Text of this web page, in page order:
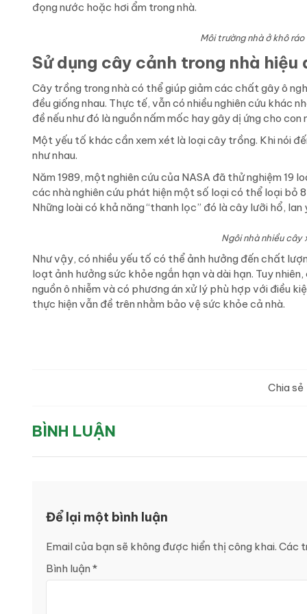
đọng nước hoặc hơi ẩm trong nhà.
Môi trường nhà ở khô
Sử dụng cây cảnh trong nhà hiệu
Cây trồng trong nhà có thể giúp giảm các chất gây ô
đều giống nhau. Thực tế, vẫn có nhiều nghiên cứu khác
đề nếu như đó là nguồn nấm mốc hay gây dị ứng cho con
Một yếu tố khác cần xem xét là loại cây trồng. Khi nói
như nhau.
Năm 1989, một nghiên cứu của NASA đã thử nghiệm
các nhà nghiên cứu phát hiện một số loại có thể loại
Những loài có khả năng “thanh lọc” đó là cây lưỡi hổ,
Ngôi nhà nhiều cây
Như vậy, có nhiều yếu tố có thể ảnh hưởng đến chất
loạt ảnh hưởng sức khỏe ngắn hạn và dài hạn. Tuy
nguồn ô nhiễm và có phương án xử lý phù hợp với điều
thực hiện vẫn đề trên nhằm bảo vệ sức khỏe cả nhà.
Chia sẻ
BÌNH LUẬN
Để lại một bình luận
Email của bạn sẽ không được hiển thị công khai. Các
Bình luận *